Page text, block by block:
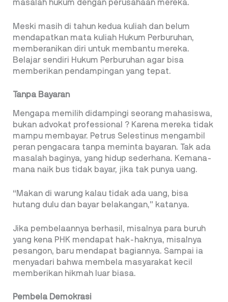
masalah hukum dengan perusahaan mereka.
Meski masih di tahun kedua kuliah dan belum
mendapatkan mata kuliah Hukum Perburuhan,
memberanikan diri untuk membantu mereka.
Belajar sendiri Hukum Perburuhan agar bisa
memberikan pendampingan yang tepat.
Tanpa Bayaran
Mengapa memilih didampingi seorang mahasiswa,
bukan advokat professional ? Karena mereka tidak
mampu membayar. Petrus Selestinus mengambil
peran pengacara tanpa meminta bayaran. Tak ada
masalah baginya, yang hidup sederhana. Kemana-
mana naik bus tidak bayar, jika tak punya uang.
“Makan di warung kalau tidak ada uang, bisa
hutang dulu dan bayar belakangan,” katanya.
Jika pembelaannya berhasil, misalnya para buruh
yang kena PHK mendapat hak-haknya, misalnya
pesangon, baru mendapat bagiannya. Sampai ia
menyadari bahwa membela masyarakat kecil
memberikan hikmah luar biasa.
Pembela Demokrasi